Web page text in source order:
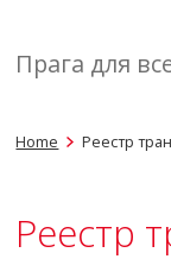
Прага для
Home Реестр
Реестр